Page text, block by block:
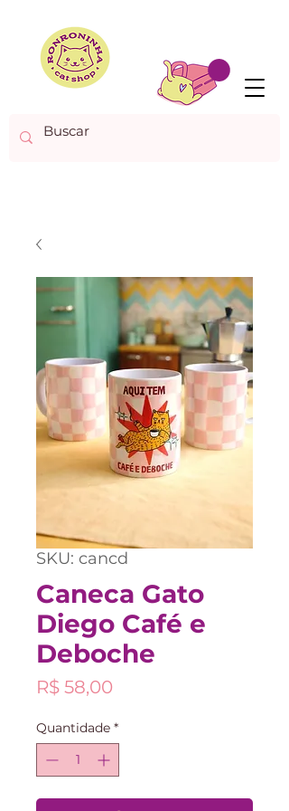
SKU: cancd
Caneca Gato
Diego Café e
Deboche
R$ 58,00
Quantidade *